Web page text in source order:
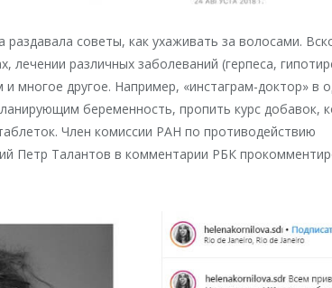
советы, как ухаживать за волосами.
лечении различных заболеваний (герпеса,
и многое другое. Например, «инстаграм-доктор» в
беременность, пропить курс добавок,
Член комиссии РАН по противодействию
Петр Талантов в комментарии РБК